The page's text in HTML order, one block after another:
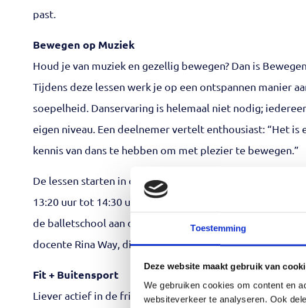
Toestemming
Deze website maakt gebruik van
We gebruiken cookies om content en
websiteverkeer te analyseren. Ook
past.
Bewegen op Muziek
Houd je van muziek en gezellig bewegen? Dan is
Tijdens deze lessen werk je op een ontspannen manier
soepelheid. Danservaring is helemaal niet nodig;
eigen niveau. Een deelnemer vertelt enthousiast: “Het is
kennis van dans te hebben om met plezier te bewegen.”
De lessen starten in de eerste week van september en
13:20 uur tot 14:30 uur en woensdag van 11:20 uur tot
de balletschool aan de Julianalaan in Schagen. De lessen
docente Rina Way, die zorgt voor een veilige en fijne
Fit + Buitensport
Liever actief in de frisse buitenlucht? Sluit dan aan bij Fit